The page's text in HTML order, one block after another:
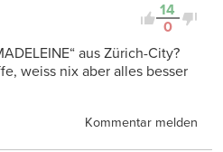
14
0
aus Zürich-City?
weiss nix aber alles besser
Kommentar melden